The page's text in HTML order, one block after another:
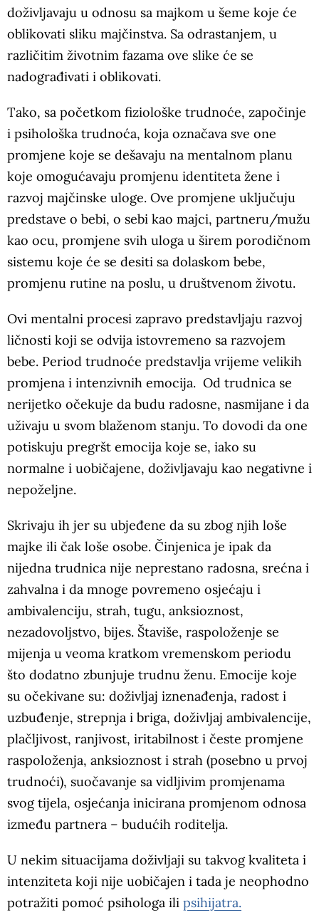
doživljavaju u odnosu sa majkom u šeme koje će
oblikovati sliku majčinstva. Sa odrastanjem, u
različitim životnim fazama ove slike će se
nadograđivati i oblikovati.
Tako, sa početkom fiziološke trudnoće, započinje
i psihološka trudnoća, koja označava sve one
promjene koje se dešavaju na mentalnom planu
koje omogućavaju promjenu identiteta žene i
razvoj majčinske uloge. Ove promjene uključuju
predstave o bebi, o sebi kao majci, partneru/mužu
kao ocu, promjene svih uloga u širem porodičnom
sistemu koje će se desiti sa dolaskom bebe,
promjenu rutine na poslu, u društvenom životu.
Ovi mentalni procesi zapravo predstavljaju razvoj
ličnosti koji se odvija istovremeno sa razvojem
bebe. Period trudnoće predstavlja vrijeme velikih
promjena i intenzivnih emocija. Od trudnica se
nerijetko očekuje da budu radosne, nasmijane i da
uživaju u svom blaženom stanju. To dovodi da one
potiskuju pregršt emocija koje se, iako su
normalne i uobičajene, doživljavaju kao negativne i
nepoželjne.
Skrivaju ih jer su ubjeđene da su zbog njih loše
majke ili čak loše osobe. Činjenica je ipak da
nijedna trudnica nije neprestano radosna, srećna i
zahvalna i da mnoge povremeno osjećaju i
ambivalenciju, strah, tugu, anksioznost,
nezadovoljstvo, bijes. Štaviše, raspoloženje se
mijenja u veoma kratkom vremenskom periodu
što dodatno zbunjuje trudnu ženu. Emocije koje
su očekivane su: doživljaj iznenađenja, radost i
uzbuđenje, strepnja i briga, doživljaj ambivalencije,
plačljivost, ranjivost, iritabilnost i česte promjene
raspoloženja, anksioznost i strah (posebno u prvoj
trudnoći), suočavanje sa vidljivim promjenama
svog tijela, osjećanja inicirana promjenom odnosa
između partnera – budućih roditelja.
U nekim situacijama doživljaji su takvog kvaliteta i
intenziteta koji nije uobičajen i tada je neophodno
potražiti pomoć psihologa ili psihijatra.